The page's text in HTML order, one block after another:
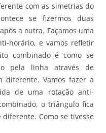
com as simetrias do
se fizermos duas
a outra. Façamos uma
horário, e vamos refletir
combinado é como se
pela linha através de
diferente. Vamos fazer a
de uma rotação anti-
o triângulo fica
Como se tivesse